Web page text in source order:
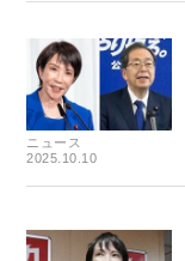
ニュース
2025.10.10